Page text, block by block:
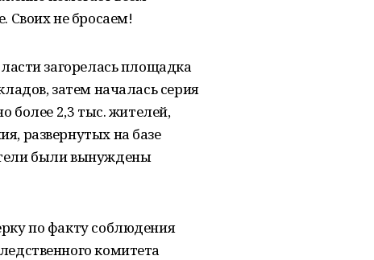
Своих не бросаем!
загорелась площадка
затем началась серия
более 2,3 тыс. жителей,
развернутых на базе
были вынуждены
по факту соблюдения
комитета